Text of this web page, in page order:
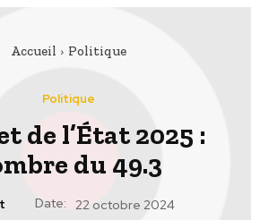
Accueil Politique
Politique
de l’État 2025 :
du 49.3
Date: 22 octobre 2024